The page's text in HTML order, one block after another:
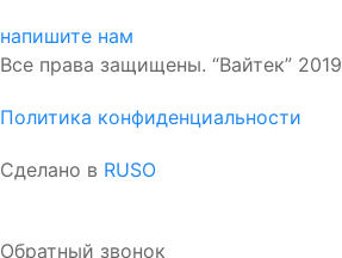
напишите нам
Все права защищены. “Вайтек” 2019
Политика конфиденциальности
Сделано в RUSO
Обратный звонок